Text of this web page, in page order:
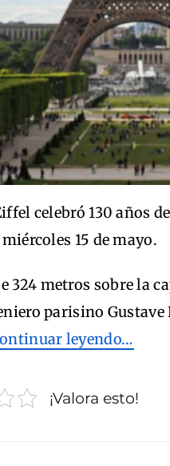
celebró 130 años
15 de mayo.
324 metros sobre la
parisino
leyendo…
¡Valora esto!